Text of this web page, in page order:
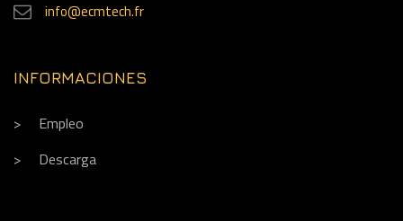
info@ecmtech.fr
INFORMACIONES
Empleo
Descarga